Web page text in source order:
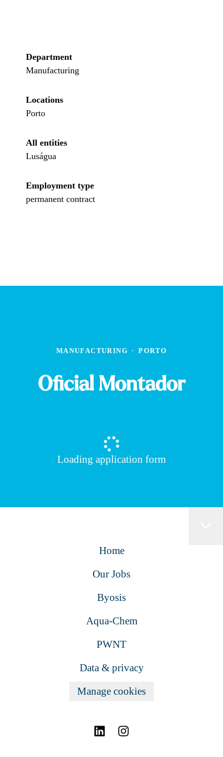
Department
Manufacturing
Locations
Porto
All entities
Luságua
Employment type
permanent contract
MANUFACTURING · PORTO
Oficial Montador
Loading application form
Home
Our Jobs
Byosis
Aqua-Chem
PWNT
Data & privacy
Manage cookies